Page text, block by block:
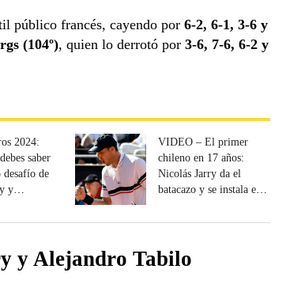
público francés, cayendo por 6-2, 6-1, 3-6 y
(104º), quien lo derrotó por 3-6, 7-6, 6-2 y
2024:
saber
de
y
VIDEO – El primer
chileno en 17 años:
Nicolás Jarry da el
batacazo y se instala en
y Alejandro Tabilo